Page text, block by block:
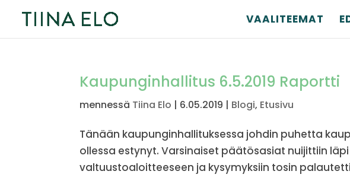
VAALITEEMAT
Kaupunginhallitus 6.5.2019 Raportti
mennessä Tiina Elo | 6.05.2019 | Blogi, Etusivu
Tänään kaupunginhallituksessa johdin puhetta
ollessa estynyt. Varsinaiset päätösasiat nuijittiin
valtuustoaloitteeseen ja kysymyksiin tosin